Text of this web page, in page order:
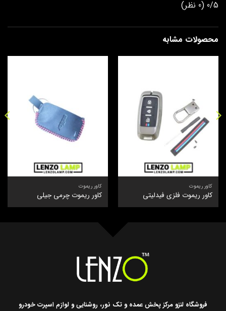
0/5 (0 نظر)
محصولات مشابه
کاور ریموت
کاور ریموت فلزی فیدلیتی
کاور ریموت
کاور ریموت چرمی جیلی
فروشگاه لنزو مرکز پخش عمده و تک نور، روشنایی و لوازم اسپرت خودرو